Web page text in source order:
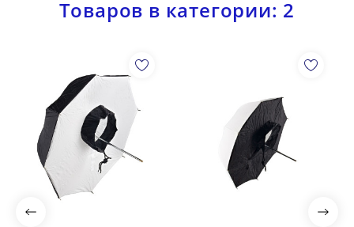
Товаров в категории: 2